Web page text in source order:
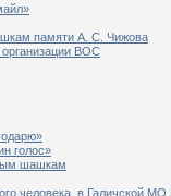
памяти А. С. Чижова
ВОС
голос»
шашкам
человека, в Галичской